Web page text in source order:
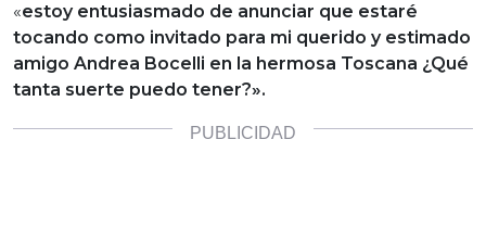
«estoy entusiasmado de anunciar que estaré
tocando como invitado para mi querido y estimado
amigo Andrea Bocelli en la hermosa Toscana ¿Qué
tanta suerte puedo tener?».